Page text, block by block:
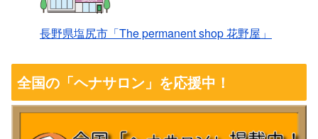
長野県塩尻市「The permanent shop 花野屋」
全国の「ヘナサロン」を応援中！